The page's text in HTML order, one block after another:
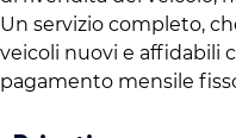
Un servizio completo,
veicoli nuovi e affidabili
pagamento mensile